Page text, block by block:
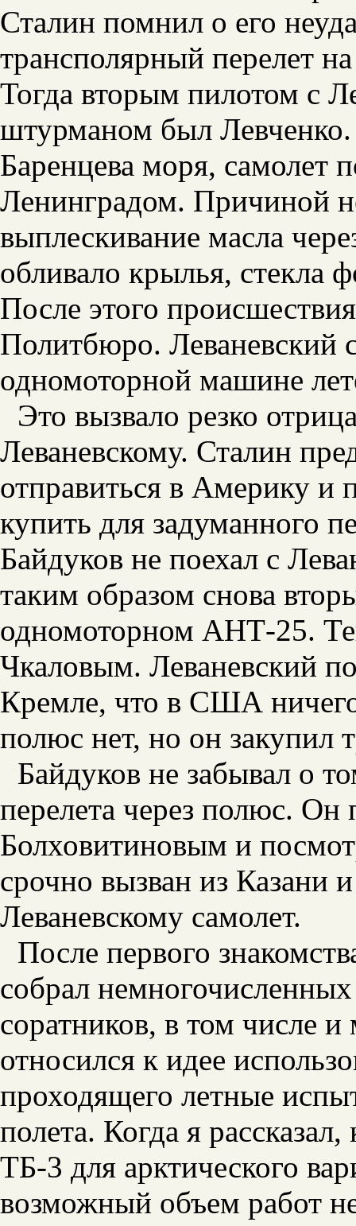
Сталин помнил о его
трансполярный перелет
Тогда вторым пилотом с
штурманом был
Баренцева моря, самолет
Ленинградом. Причиной
выплескивание масла
обливало крылья, стекла
После этого
Политбюро. Леваневский
одномоторной машине
Это вызвало резко
Леваневскому. Сталин
отправиться в Америку и
купить для задуманного
Байдуков не поехал с
таким образом снова
одномоторном АНТ-25.
Чкаловым. Леваневский
Кремле, что в США
полюс нет, но он закупил
Байдуков не забывал о
перелета через полюс. Он
Болховитиновым и
срочно вызван из Казани
Леваневскому самолет.
После первого
собрал
соратников, в том числе
относился к идее
проходящего летные
полета. Когда я
ТБ-3 для арктического
возможный объем работ